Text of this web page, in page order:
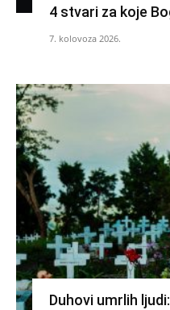
4 stvari za koje
7. kolovoza 2026.
Duhovi umrlih